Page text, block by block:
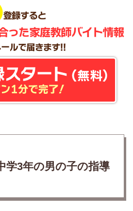
学3年の男の子の指導